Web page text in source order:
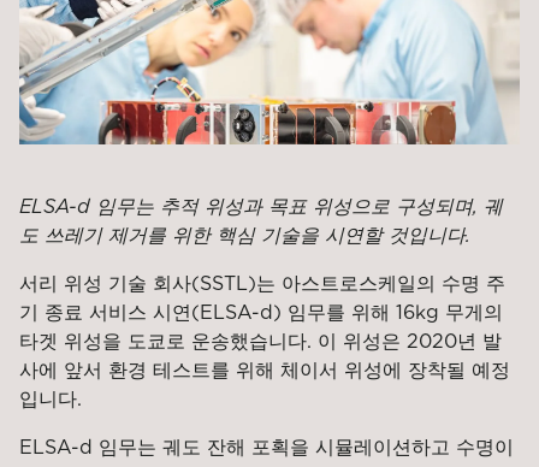
ELSA-d 임무는 추적 위성과 목표 위성으로 구성되며, 궤
도 쓰레기 제거를 위한 핵심 기술을 시연할 것입니다.
서리 위성 기술 회사(SSTL)는 아스트로스케일의 수명 주
기 종료 서비스 시연(ELSA-d) 임무를 위해 16kg 무게의
타겟 위성을 도쿄로 운송했습니다. 이 위성은 2020년 발
사에 앞서 환경 테스트를 위해 체이서 위성에 장착될 예정
입니다.
ELSA-d 임무는 궤도 잔해 포획을 시뮬레이션하고 수명이